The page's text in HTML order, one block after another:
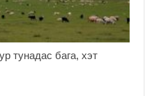
тунадас бага, хэт